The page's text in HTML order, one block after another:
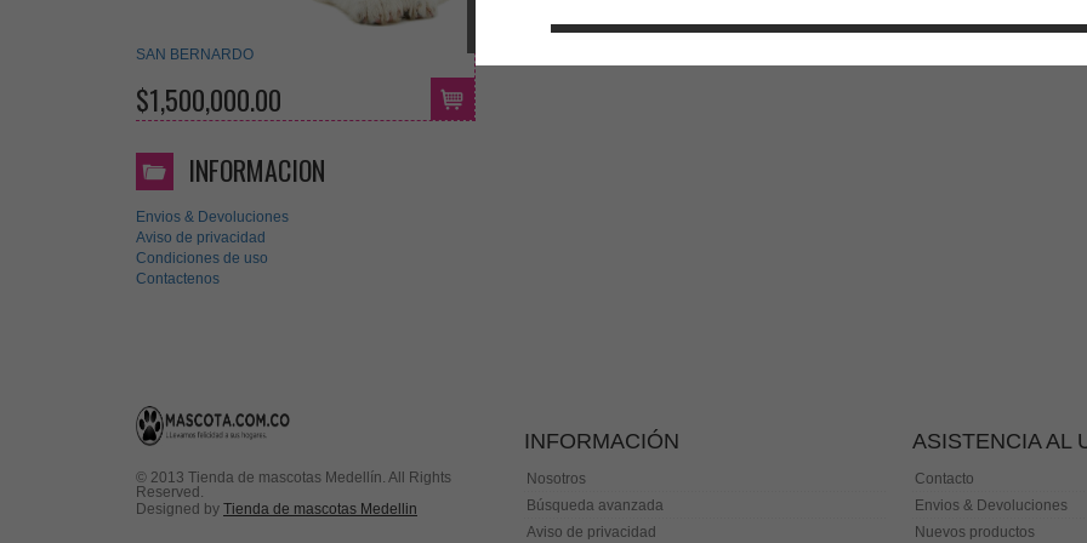
SAN BERNARDO
$1,500,000.00
INFORMACION
Envios & Devoluciones
Aviso de privacidad
Condiciones de uso
Contactenos
© 2013 Tienda de mascotas Medellín. All Rights
Reserved.
Designed by Tienda de mascotas Medellin
INFORMACIÓN
Nosotros
Búsqueda avanzada
Aviso de privacidad
ASISTENCIA AL
Contacto
Envios & Devoluciones
Nuevos productos